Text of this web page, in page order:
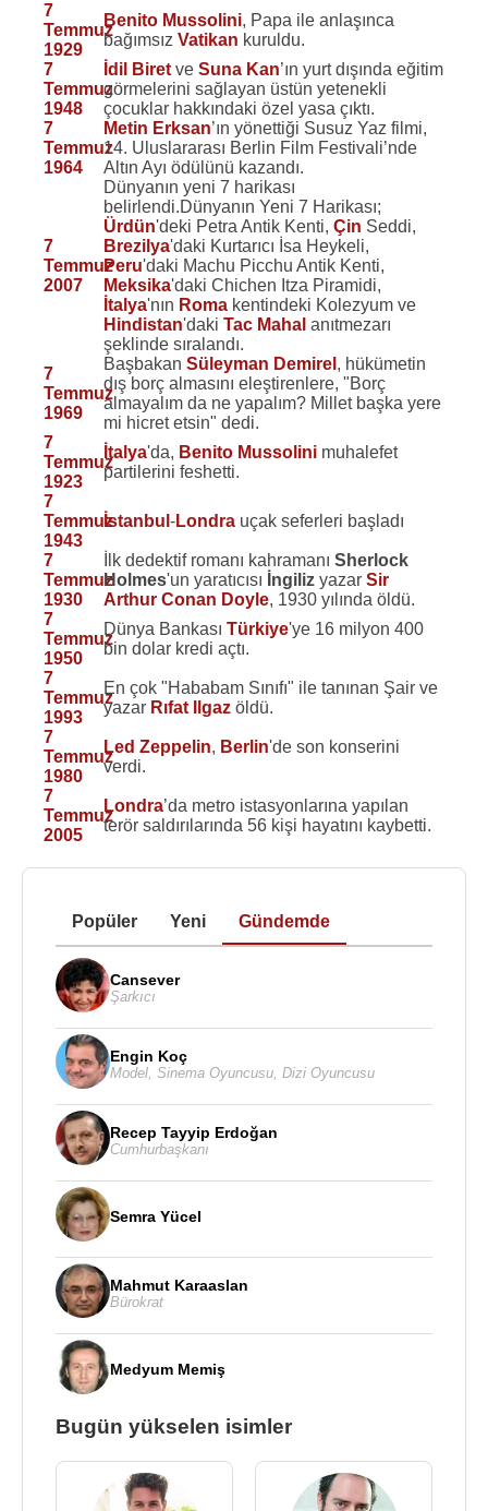
7
Temmuz
1929
Benito Mussolini, Papa ile anlaşınca
bağımsızVatikan kuruldu.
7
Temmuz
1948
İdil Biret veSuna Kan’ın yurt dışında eğitim
görmelerini sağlayan üstün yetenekli
çocuklar hakkındaki özel yasa çıktı.
7
Temmuz
1964
Metin Erksan’ın yönettiği Susuz Yaz filmi,
14. Uluslararası Berlin Film Festivali’nde
Altın Ayı ödülünü kazandı.
7
Temmuz
2007
Dünyanın yeni 7 harikası
belirlendi.Dünyanın Yeni 7 Harikası;
Ürdün'deki Petra Antik Kenti,Çin Seddi,
Brezilya'daki Kurtarıcı İsa Heykeli,
Peru'daki Machu Picchu Antik Kenti,
Meksika'daki Chichen Itza Piramidi,
İtalya'nın Roma kentindeki Kolezyum ve
Hindistan'dakiTac Mahal anıtmezarı
şeklinde sıralandı.
7
Temmuz
1969
BaşbakanSüleyman Demirel , hükümetin
dış borç almasını eleştirenlere, "Borç
almayalım da ne yapalım? Millet başka yere
mi hicret etsin" dedi.
7
Temmuz
1923
İtalya'da, Benito Mussolini muhalefet
partilerini feshetti.
7
Temmuz
1943
İstanbul-Londra uçak seferleri başladı
7
Temmuz
1930
İlk dedektif romanı kahramanıSherlock
Holmes'un yaratıcısı İngiliz yazarSir
Arthur Conan Doyle, 1930 yılında öldü.
7
Temmuz
1950
Dünya BankasıTürkiye'ye 16 milyon 400
bin dolar kredi açtı.
7
Temmuz
1993
En çok "Hababam Sınıfı" ile tanınan Şair ve
yazar Rıfat Ilgaz öldü.
7
Temmuz
1980
Led Zeppelin, Berlin'de son konserini
verdi.
7
Temmuz
2005
Londra’da metro istasyonlarına yapılan
terör saldırılarında 56 kişi hayatını kaybetti.
Popüler Yeni Gündemde
Cansever
Şarkıcı
Engin Koç
Model Sinema Oyuncusu Dizi Oyuncusu
Recep Tayyip Erdoğan
Cumhurbaşkanı
Semra Yücel
Mahmut Karaaslan
Bürokrat
Medyum Memiş
Bugün yükselen isimler